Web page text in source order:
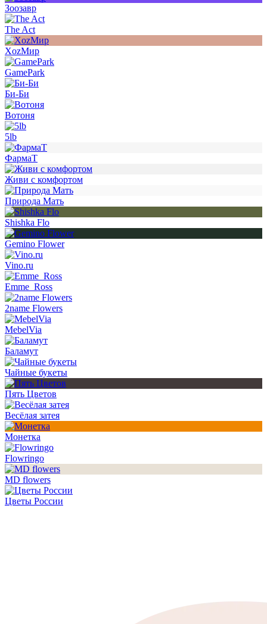
Зоозавр
The Act
XozМир
GamePark
Би-Би
Вотоня
5lb
ФармаТ
Живи с комфортом
Природа Мать
Shishka Flo
Gemino Flower
Vino.ru
Emme_Ross
2name Flowers
MebelVia
Баламут
Чайные букеты
Пять Цветов
Весёлая затея
Монетка
Flowringo
MD flowers
Цветы России